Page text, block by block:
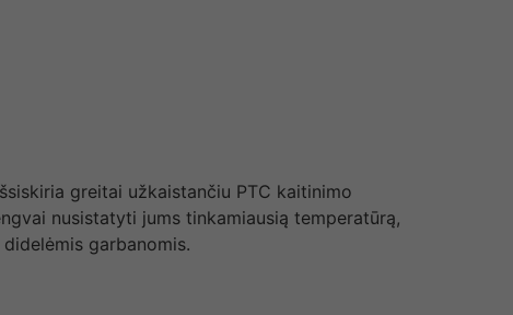
greitai užkaistančiu PTC kaitinimo
nusistatyti jums tinkamiausią temperatūrą,
garbanomis.